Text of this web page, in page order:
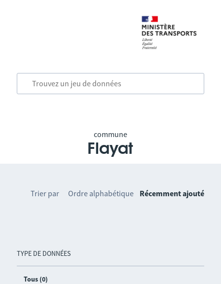
commune
Flayat
TYPE DE DONNÉES
Tous (0)
Trier par Ordre alphabétique Récemment ajouté